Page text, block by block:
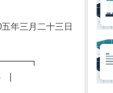
三月二十三日
┃